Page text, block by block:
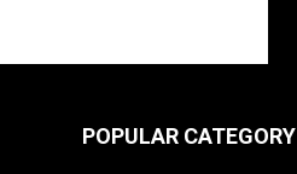
POPULAR CATEGORY